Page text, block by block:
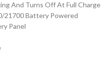
And Turns Off At Full Charge
21700 Battery Powered
Panel